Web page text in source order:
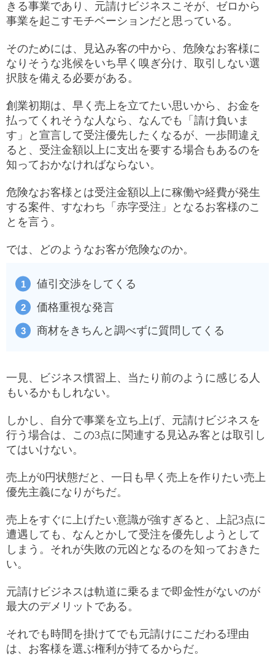
きる事業であり、元請けビジネスこそが、ゼロから
事業を起こすモチベーションだと思っている。
そのためには、見込み客の中から、危険なお客様に
なりそうな兆候をいち早く嗅ぎ分け、取引しない選
択肢を備える必要がある。
創業初期は、早く売上を立てたい思いから、お金を
払ってくれそうな人なら、なんでも「請け負いま
す」と宣言して受注優先したくなるが、一歩間違え
ると、受注金額以上に支出を要する場合もあるのを
知っておかなければならない。
危険なお客様とは受注金額以上に稼働や経費が発生
する案件、すなわち「赤字受注」となるお客様のこ
とを言う。
では、どのようなお客が危険なのか。
値引交渉をしてくる
価格重視な発言
商材をきちんと調べずに質問してくる
一見、ビジネス慣習上、当たり前のように感じる人
もいるかもしれない。
しかし、自分で事業を立ち上げ、元請けビジネスを
行う場合は、この3点に関連する見込み客とは取引し
てはいけない。
売上が0円状態だと、一日も早く売上を作りたい売上
優先主義になりがちだ。
売上をすぐに上げたい意識が強すぎると、上記3点に
遭遇しても、なんとかして受注を優先しようとして
しまう。それが失敗の元凶となるのを知っておきた
い。
元請けビジネスは軌道に乗るまで即金性がないのが
最大のデメリットである。
それでも時間を掛けてでも元請けにこだわる理由
は、お客様を選ぶ権利が持てるからだ。